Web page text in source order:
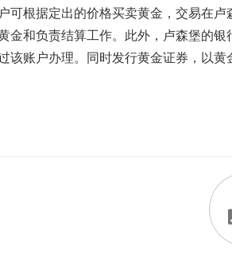
可根据定出的价格买卖黄金，交易在
金和负责结算工作。此外，卢森堡的
该账户办理。同时发行黄金证券，以黄